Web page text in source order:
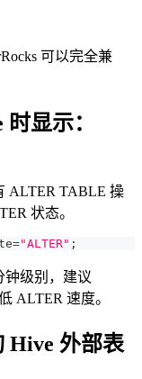
可以完全兼
显示：
ALTER TABLE 操
状态。
="ALTER" ;
钟级别，建议
ALTER 速度。
Hive 外部表